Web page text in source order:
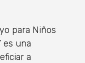
para Niños
es una
a